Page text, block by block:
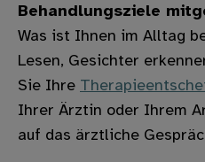
Behandlungsziele
Was ist Ihnen im Alltag
Lesen, Gesichter
Sie Ihre
Ihrer Ärztin oder Ihrem
auf das ärztliche